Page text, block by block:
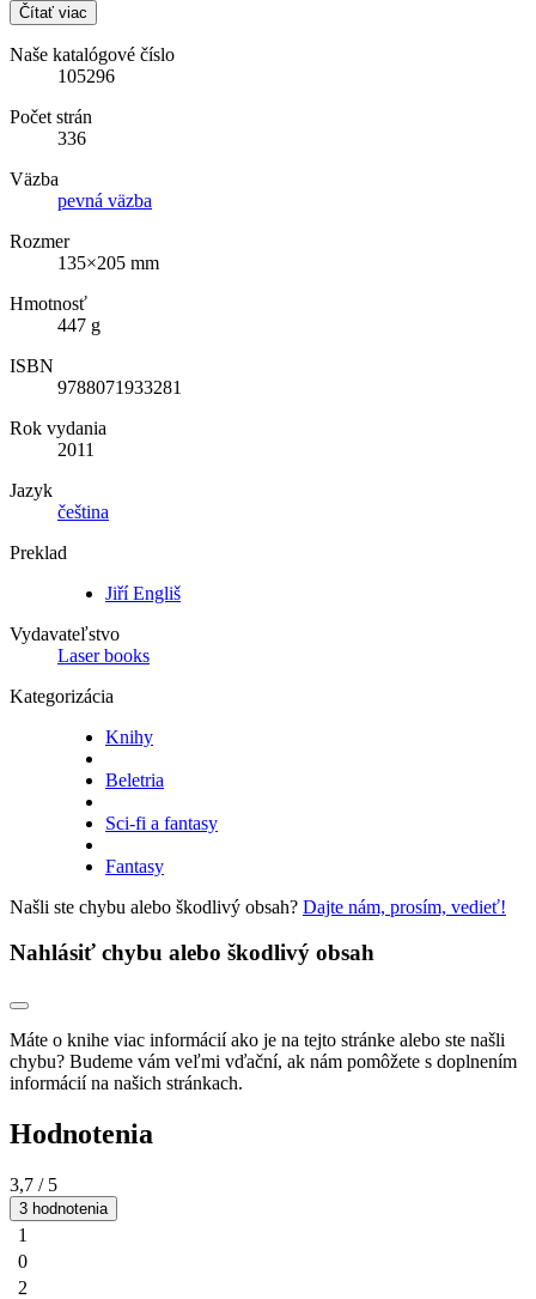
Čítať viac
Naše katalógové číslo
105296
Počet strán
336
Väzba
pevná väzba
Rozmer
135×205 mm
Hmotnosť
447 g
ISBN
9788071933281
Rok vydania
2011
Jazyk
čeština
Preklad
Jiří Engliš
Vydavateľstvo
Laser books
Kategorizácia
Knihy
Beletria
Sci-fi a fantasy
Fantasy
Našli ste chybu alebo škodlivý obsah? Dajte nám, prosím, vedieť!
Nahlásiť chybu alebo škodlivý obsah
Máte o knihe viac informácií ako je na tejto stránke alebo ste našli
chybu? Budeme vám veľmi vďační, ak nám pomôžete s doplnením
informácií na našich stránkach.
Hodnotenia
3,7 / 5
3 hodnotenia
1
0
2